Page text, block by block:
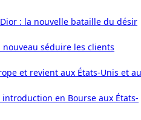
: la nouvelle bataille du désir
séduire les clients
et revient aux États-Unis et au
introduction en Bourse aux États-